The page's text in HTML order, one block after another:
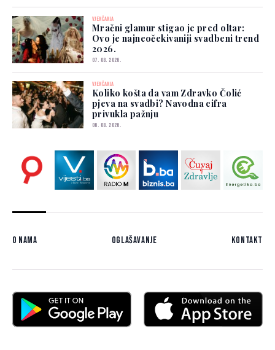
VJENČANJA
Mračni glamur stigao je pred oltar:
Ovo je najneočekivaniji svadbeni trend
2026.
07. 08. 2026.
VJENČANJA
Koliko košta da vam Zdravko Čolić
pjeva na svadbi? Navodna cifra
privukla pažnju
06. 08. 2026.
O nama Oglašavanje Kontakt